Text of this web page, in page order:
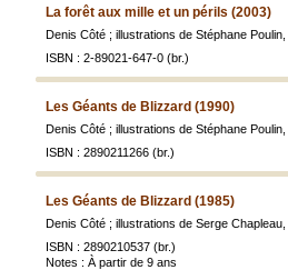
La forêt aux mille et un périls (2003)
Denis Côté ; illustrations de Stéphane Poulin,
ISBN : 2-89021-647-0 (br.)
Les Géants de Blizzard (1990)
Denis Côté ; illustrations de Stéphane Poulin,
ISBN : 2890211266 (br.)
Les Géants de Blizzard (1985)
Denis Côté ; illustrations de Serge Chapleau,
ISBN : 2890210537 (br.)
Notes : À partir de 9 ans